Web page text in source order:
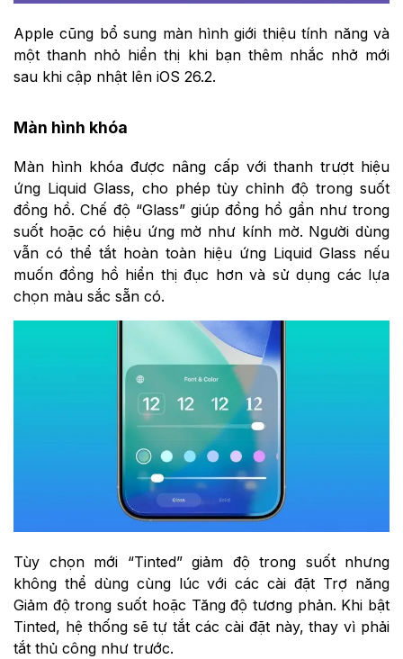
Apple cũng bổ sung màn hình giới thiệu tính năng và
một thanh nhỏ hiển thị khi bạn thêm nhắc nhở mới
sau khi cập nhật lên iOS 26.2.
Màn hình khóa
Màn hình khóa được nâng cấp với thanh trượt hiệu
ứng Liquid Glass, cho phép tùy chỉnh độ trong suốt
đồng hồ. Chế độ “Glass” giúp đồng hồ gần như trong
suốt hoặc có hiệu ứng mờ như kính mờ. Người dùng
vẫn có thể tắt hoàn toàn hiệu ứng Liquid Glass nếu
muốn đồng hồ hiển thị đục hơn và sử dụng các lựa
chọn màu sắc sẵn có.
Tùy chọn mới “Tinted” giảm độ trong suốt nhưng
không thể dùng cùng lúc với các cài đặt Trợ năng
Giảm độ trong suốt hoặc Tăng độ tương phản. Khi bật
Tinted, hệ thống sẽ tự tắt các cài đặt này, thay vì phải
tắt thủ công như trước.